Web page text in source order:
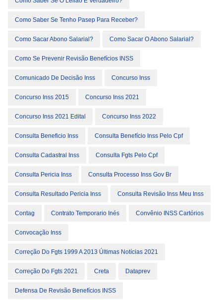
Como Saber Se Tenho Pasep Para Receber?
Como Sacar Abono Salarial? Como Sacar O Abono Salarial?
Como Se Prevenir Revisão Benefícios INSS
Comunicado De Decisão Inss Concurso Inss
Concurso Inss 2015 Concurso Inss 2021
Concurso Inss 2021 Edital Concurso Inss 2022
Consulta Beneficio Inss Consulta Benefício Inss Pelo Cpf
Consulta Cadastral Inss Consulta Fgts Pelo Cpf
Consulta Pericia Inss Consulta Processo Inss Gov Br
Consulta Resultado Pericia Inss Consulta Revisão Inss Meu Inss
Contag Contrato Temporario Inés Convênio INSS Cartórios
Convocação Inss
Correção Do Fgts 1999 A 2013 Últimas Notícias 2021
Correção Do Fgts 2021 Creta Dataprev
Defensa De Revisão Benefícios INSS